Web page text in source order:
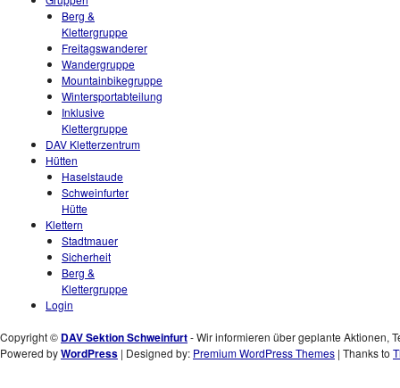
Berg &
Klettergruppe
Freitagswanderer
Wandergruppe
Mountainbikegruppe
Wintersportabteilung
Inklusive
Klettergruppe
DAV Kletterzentrum
Hütten
Haselstaude
Schweinfurter
Hütte
Klettern
Stadtmauer
Sicherheit
Berg &
Klettergruppe
Login
Copyright © DAV Sektion Schweinfurt- Wir informieren über geplante Aktionen,
Powered byWordPress | Designed by: Premium WordPress Themes | Thanks to